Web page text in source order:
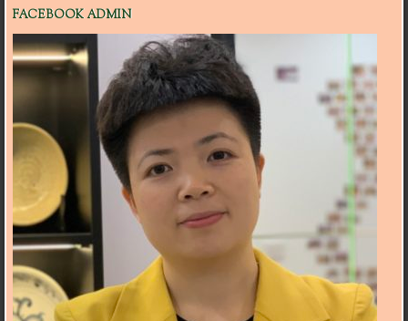
FACEBOOK ADMIN